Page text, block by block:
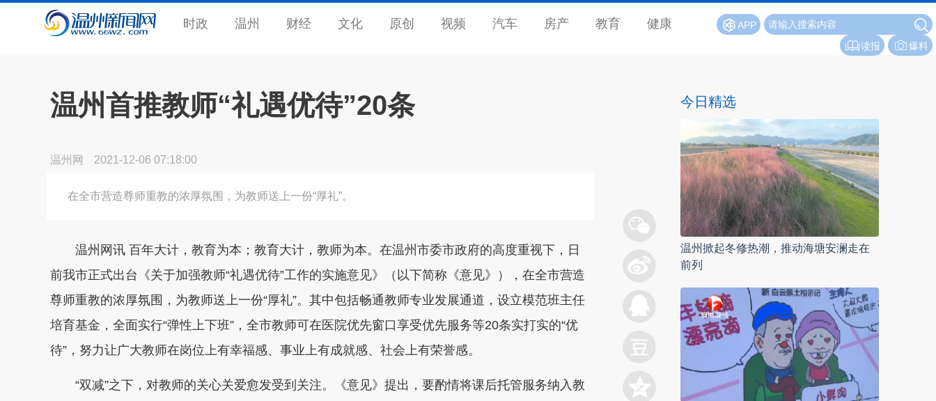
时政 温州 财经 文化 原创 视频 汽车 房产 教育 健康
APP
爆料
读报
温州首推教师“礼遇优待”20条
温州网 2021-12-06 07:18:00
在全市营造尊师重教的浓厚氛围，为教师送上一份“厚礼”。
温州网讯 百年大计，教育为本；教育大计，教师为本。在温州市委市政府的高度重视下，日
前我市正式出台《关于加强教师“礼遇优待”工作的实施意见》（以下简称《意见》），在全市营造
尊师重教的浓厚氛围，为教师送上一份“厚礼”。其中包括畅通教师专业发展通道，设立模范班主任
培育基金，全面实行“弹性上下班”，全市教师可在医院优先窗口享受优先服务等20条实打实的“优
待”，努力让广大教师在岗位上有幸福感、事业上有成就感、社会上有荣誉感。
“双减”之下，对教师的关心关爱愈发受到关注。《意见》提出，要酌情将课后托管服务纳入教
今日精选
温州掀起冬修热潮，推动海塘安澜走在
前列